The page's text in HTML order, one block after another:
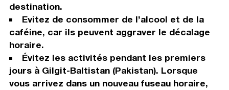
destination.
Evitez de consommer de l’alcool et de la
caféine, car ils peuvent aggraver le décalage
horaire.
Évitez les activités pendant les premiers
jours à Gilgit-Baltistan (Pakistan). Lorsque
vous arrivez dans un nouveau fuseau horaire,